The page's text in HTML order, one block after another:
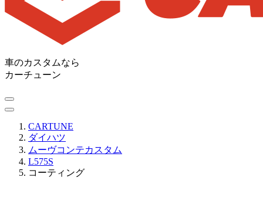
車のカスタムなら
カーチューン
CARTUNE
ダイハツ
ムーヴコンテカスタム
L575S
コーティング